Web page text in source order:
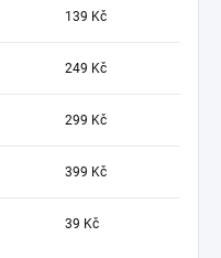
139 Kč
249 Kč
299 Kč
399 Kč
39 Kč